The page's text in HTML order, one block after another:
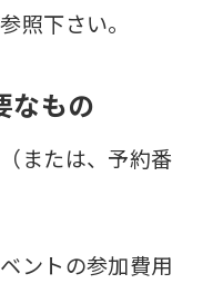
照下さい。
なもの
または、予約番
ントの参加費用